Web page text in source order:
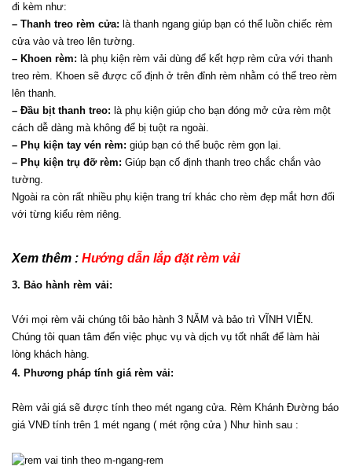
đi kèm như:
– Thanh treo rèm cửa: là thanh ngang giúp bạn có thể luồn chiếc rèm
cửa vào và treo lên tường.
– Khoen rèm: là phụ kiện rèm vải dùng để kết hợp rèm cửa với thanh
treo rèm. Khoen sẽ được cố định ở trên đỉnh rèm nhằm có thể treo rèm
lên thanh.
– Đầu bịt thanh treo: là phụ kiện giúp cho bạn đóng mở cửa rèm một
cách dễ dàng mà không để bị tuột ra ngoài.
– Phụ kiện tay vén rèm: giúp bạn có thể buộc rèm gọn lại.
– Phụ kiện trụ đỡ rèm: Giúp bạn cố định thanh treo chắc chắn vào
tường.
Ngoài ra còn rất nhiều phụ kiện trang trí khác cho rèm đẹp mắt hơn đối
với từng kiểu rèm riêng.
Xem thêm : Hướng dẫn lắp đặt rèm vải
3. Bảo hành rèm vải:
Với mọi rèm vải chúng tôi bảo hành 3 NĂM và bảo trì VĨNH VIỄN.
Chúng tôi quan tâm đến việc phục vụ và dịch vụ tốt nhất để làm hài
lòng khách hàng.
4. Phương pháp tính giá rèm vải:
Rèm vải giá sẽ được tính theo mét ngang cửa. Rèm Khánh Đường báo
giá VNĐ tính trên 1 mét ngang ( mét rộng cửa ) Như hình sau :